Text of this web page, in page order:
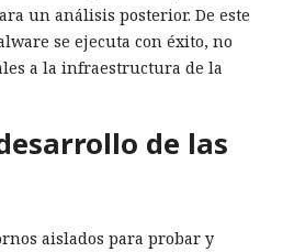
un análisis posterior. De este
se ejecuta con éxito, no
a la infraestructura de la
de las
aislados para probar y